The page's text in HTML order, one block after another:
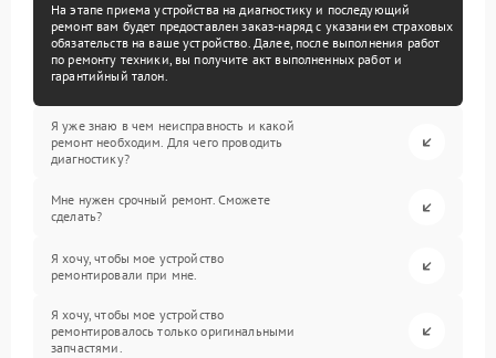
На этапе приема устройства на диагностику и последующий
ремонт вам будет предоставлен заказ-наряд с указанием страховых
обязательств на ваше устройство. Далее, после выполнения работ
по ремонту техники, вы получите акт выполненных работ и
гарантийный талон.
Я уже знаю в чем неисправность и какой
ремонт необходим. Для чего проводить
диагностику?
Мне нужен срочный ремонт. Сможете
сделать?
Я хочу, чтобы мое устройство
ремонтировали при мне.
Я хочу, чтобы мое устройство
ремонтировалось только оригинальными
запчастями.